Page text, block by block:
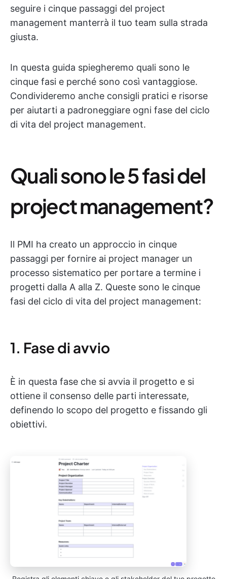
seguire i cinque passaggi del project
management manterrà il tuo team sulla strada
giusta.
In questa guida spiegheremo quali sono le
cinque fasi e perché sono così vantaggiose.
Condivideremo anche consigli pratici e risorse
per aiutarti a padroneggiare ogni fase del ciclo
di vita del project management.
Quali sono le 5 fasi del
project management?
Il PMI ha creato un approccio in cinque
passaggi per fornire ai project manager un
processo sistematico per portare a termine i
progetti dalla A alla Z. Queste sono le cinque
fasi del ciclo di vita del project management:
1. Fase di avvio
È in questa fase che si avvia il progetto e si
ottiene il consenso delle parti interessate,
definendo lo scopo del progetto e fissando gli
obiettivi.